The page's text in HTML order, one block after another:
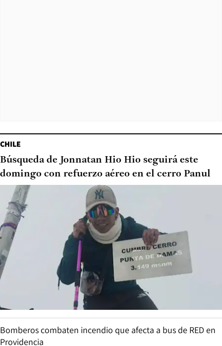
CHILE
Búsqueda de Jonnatan Hio Hio seguirá este
domingo con refuerzo aéreo en el cerro Panul
Bomberos combaten incendio que afecta a bus de RED en
Providencia